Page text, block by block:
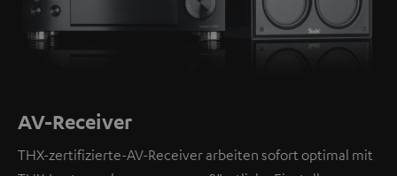
AV-Receiver
THX-zertifizierte-AV-Receiver arbeiten sofort optimal mit